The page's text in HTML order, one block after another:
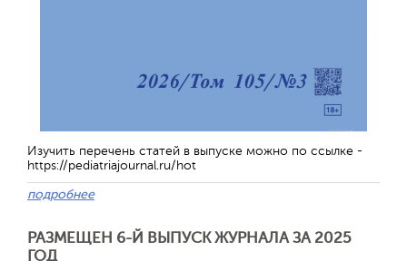
Изучить перечень статей в выпуске можно по ссылке -
https://pediatriajournal.ru/hot
подробнее
РАЗМЕЩЕН 6-Й ВЫПУСК ЖУРНАЛА ЗА 2025
ГОД